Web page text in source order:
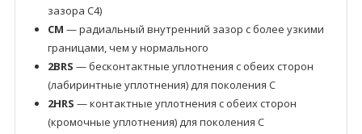
зазора C4)
CM — радиальный внутренний зазор с более узкими
границами, чем у нормального
2BRS — бесконтактные уплотнения с обеих сторон
(лабиринтные уплотнения) для поколения C
2HRS — контактные уплотнения с обеих сторон
(кромочные уплотнения) для поколения C